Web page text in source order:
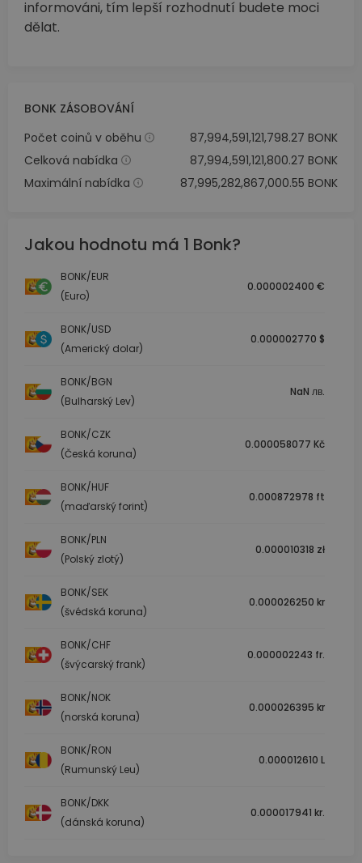
informováni, tím lepší rozhodnutí budete moci
dělat.
BONK ZÁSOBOVÁNÍ
Počet coinů v oběhu
87,994,591,121,798.27 BONK
Celková nabídka
87,994,591,121,800.27 BONK
Maximální nabídka
87,995,282,867,000.55 BONK
Jakou hodnotu má 1 Bonk?
BONK/EUR
(Euro)
0.000002400 €
BONK/USD
(Americký dolar)
0.000002770 $
BONK/BGN
(Bulharský Lev)
NaN лв.
BONK/CZK
(Česká koruna)
0.000058077 Kč
BONK/HUF
(maďarský forint)
0.000872978 ft
BONK/PLN
(Polský zlotý)
0.000010318 zł
BONK/SEK
(švédská koruna)
0.000026250 kr
BONK/CHF
(švýcarský frank)
0.000002243 fr.
BONK/NOK
(norská koruna)
0.000026395 kr
BONK/RON
(Rumunský Leu)
0.000012610 L
BONK/DKK
(dánská koruna)
0.000017941 kr.